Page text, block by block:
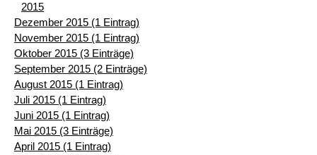
2015
Dezember 2015 (1 Eintrag)
November 2015 (1 Eintrag)
Oktober 2015 (3 Einträge)
September 2015 (2 Einträge)
August 2015 (1 Eintrag)
Juli 2015 (1 Eintrag)
Juni 2015 (1 Eintrag)
Mai 2015 (3 Einträge)
April 2015 (1 Eintrag)